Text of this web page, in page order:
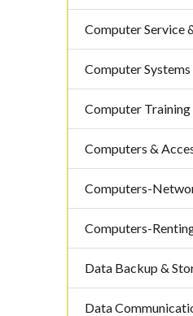
Computer Service
Computer
Computer Training
Computers &
Computers-
Computers-
Data Backup &
Data